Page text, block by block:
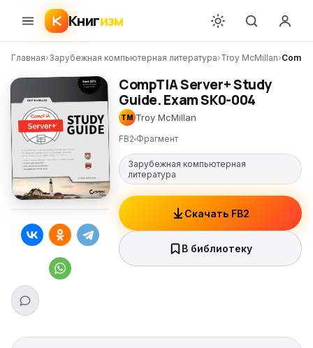
Книгизм
Главная›Зарубежная компьютерная литература›Troy McMillan›
CompTIA Server+ Study
Guide. Exam SK0-004
TM Troy McMillan
FB2 Фрагмент
Зарубежная компьютерная
литература
Скачать FB2
В библиотеку